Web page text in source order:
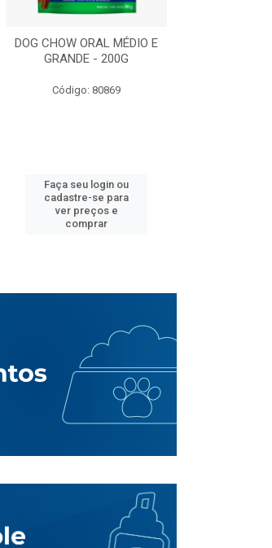
DOG CHOW ORAL MÉDIO E
GRANDE - 200G
Código: 80869
Faça seu login ou
cadastre-se para
ver preços e
comprar